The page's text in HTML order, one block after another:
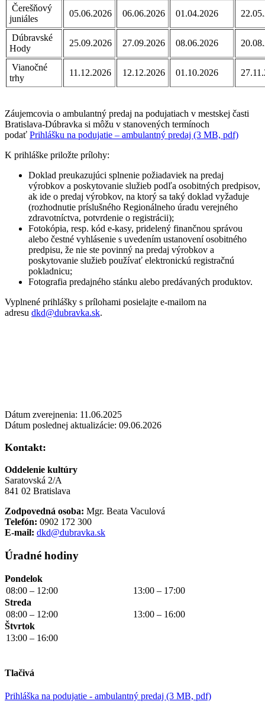
Čerešňový
juniáles
05.06.2026 06.06.2026 01.04.2026
Dúbravské
Hody
25.09.2026 27.09.2026 08.06.2026
Vianočné
trhy
11.12.2026 12.12.2026 01.10.2026
Záujemcovia o ambulantný predaj na podujatiach v mestskej časti
Bratislava-Dúbravka si môžu v stanovených termínoch
podať Prihlášku na podujatie – ambulantný predaj (3 MB, pdf)
K prihláške priložte prílohy:
Doklad preukazujúci splnenie požiadaviek na predaj
výrobkov a poskytovanie služieb podľa osobitných predpisov,
ak ide o predaj výrobkov, na ktorý sa taký doklad vyžaduje
(rozhodnutie príslušného Regionálneho úradu verejného
zdravotníctva, potvrdenie o registrácii);
Fotokópia, resp. kód e-kasy, pridelený finančnou správou
alebo čestné vyhlásenie s uvedením ustanovení osobitného
predpisu, že nie ste povinný na predaj výrobkov a
poskytovanie služieb používať elektronickú registračnú
pokladnicu;
Fotografia predajného stánku alebo predávaných produktov.
Vyplnené prihlášky s prílohami posielajte e-mailom na
adresu dkd@dubravka.sk.
Dátum zverejnenia: 11.06.2025
Dátum poslednej aktualizácie: 09.06.2026
Kontakt:
Oddelenie kultúry
Saratovská 2/A
841 02 Bratislava
Zodpovedná osoba: Mgr. Beata Vaculová
Telefón: 0902 172 300
E-mail: dkd@dubravka.sk
Úradné hodiny
Pondelok
08:00 – 12:00
13:00 – 17:00
Streda
08:00 – 12:00
13:00 – 16:00
Štvrtok
13:00 – 16:00
Tlačivá
Prihláška na podujatie - ambulantný predaj (3 MB, pdf)